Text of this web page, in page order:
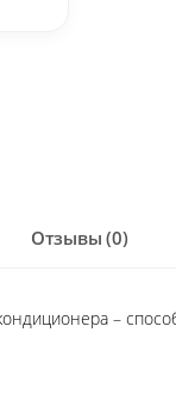
Отзывы (0)
–